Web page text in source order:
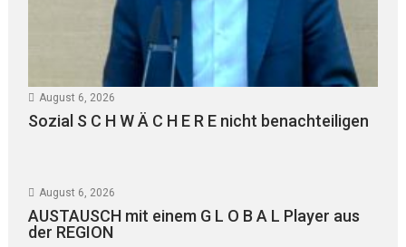
August 6, 2026
Sozial S C H W Ä C H E R E nicht benachteiligen
August 6, 2026
AUSTAUSCH mit einem G L O B A L Player aus
der REGION